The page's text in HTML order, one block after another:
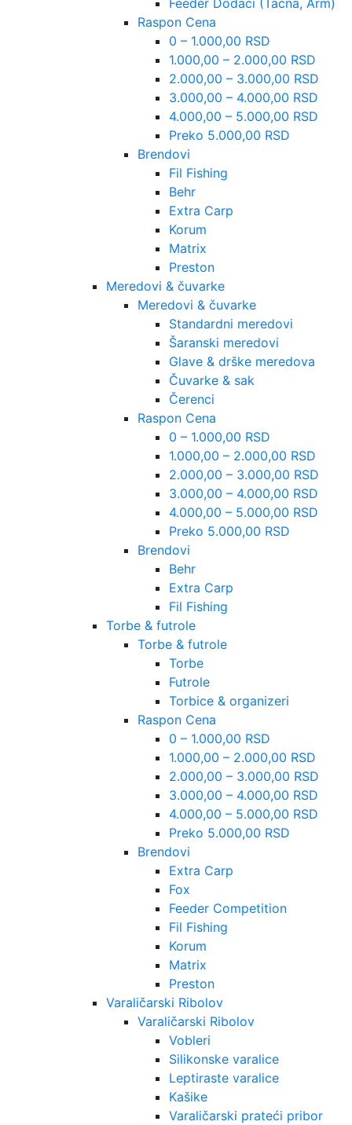
Raspon Cena
0 – 1.000,00 RSD
1.000,00 – 2.000,00 RSD
2.000,00 – 3.000,00 RSD
3.000,00 – 4.000,00 RSD
4.000,00 – 5.000,00 RSD
Preko 5.000,00 RSD
Brendovi
Fil Fishing
Behr
Extra Carp
Korum
Matrix
Preston
Meredovi & čuvarke
Meredovi & čuvarke
Standardni meredovi
Šaranski meredovi
Glave & drške meredova
Čuvarke & sak
Čerenci
Raspon Cena
0 – 1.000,00 RSD
1.000,00 – 2.000,00 RSD
2.000,00 – 3.000,00 RSD
3.000,00 – 4.000,00 RSD
4.000,00 – 5.000,00 RSD
Preko 5.000,00 RSD
Brendovi
Behr
Extra Carp
Fil Fishing
Torbe & futrole
Torbe & futrole
Torbe
Futrole
Torbice & organizeri
Raspon Cena
0 – 1.000,00 RSD
1.000,00 – 2.000,00 RSD
2.000,00 – 3.000,00 RSD
3.000,00 – 4.000,00 RSD
4.000,00 – 5.000,00 RSD
Preko 5.000,00 RSD
Brendovi
Extra Carp
Fox
Feeder Competition
Fil Fishing
Korum
Matrix
Preston
Varaličarski Ribolov
Varaličarski Ribolov
Vobleri
Silikonske varalice
Leptiraste varalice
Kašike
Varaličarski prateći pribor